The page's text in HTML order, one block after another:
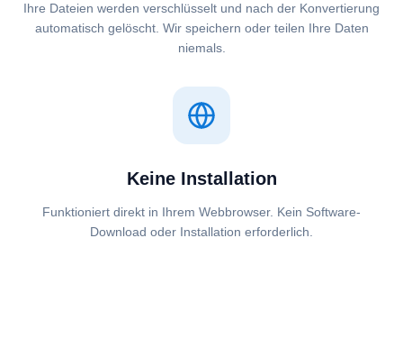
Ihre Dateien werden verschlüsselt und nach der Konvertierung
automatisch gelöscht. Wir speichern oder teilen Ihre Daten
niemals.
Keine Installation
Funktioniert direkt in Ihrem Webbrowser. Kein Software-
Download oder Installation erforderlich.